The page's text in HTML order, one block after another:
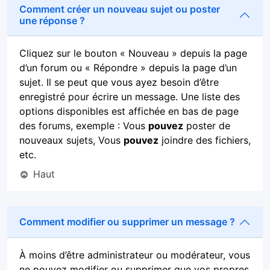
Comment créer un nouveau sujet ou poster
une réponse ?
Cliquez sur le bouton « Nouveau » depuis la page
d’un forum ou « Répondre » depuis la page d’un
sujet. Il se peut que vous ayez besoin d’être
enregistré pour écrire un message. Une liste des
options disponibles est affichée en bas de page
des forums, exemple : Vous pouvez poster de
nouveaux sujets, Vous pouvez joindre des fichiers,
etc.
Haut
Comment modifier ou supprimer un message ?
À moins d’être administrateur ou modérateur, vous